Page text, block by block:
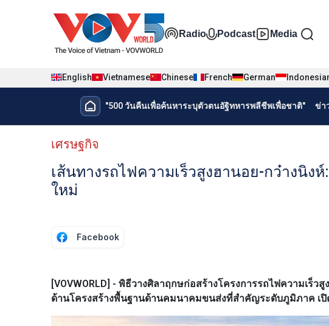
Đa phương tiện
Radio Podcast Media
English Vietnamese Chinese French German
Menu trang chủ tiếng Thái
"500 วันคืนเพื่อค้นหาระบุตัวตนอัฐิทหารพลีชีพเพื่อชาติ" ข่า
Menu phụ tiếng Thái
เศรษฐกิจ
เส้นทางรถไฟความเร็วสูงฮานอย-กว๋างนิง
ใหม่
Facebook
[VOVWORLD] - พิธีวางศิลาฤกษก่อสร้างโครงการรถไฟความเร็
ด้านโครงสร้างพื้นฐานด้านคมนาคมขนส่งที่สำคัญระดับภูมิภาค เ